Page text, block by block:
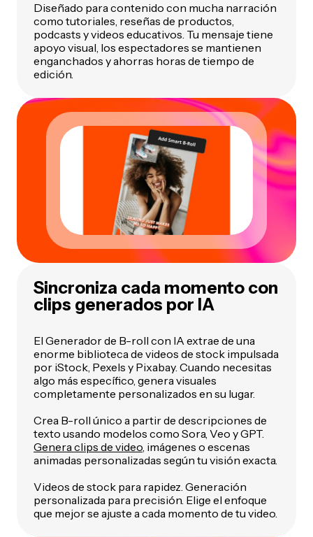
Diseñado para contenido con mucha narración
como tutoriales, reseñas de productos,
podcasts y videos educativos. Tu mensaje tiene
apoyo visual, los espectadores se mantienen
enganchados y ahorras horas de tiempo de
edición.
Sincroniza cada momento con
clips generados por IA
El Generador de B-roll con IA extrae de una
enorme biblioteca de videos de stock impulsada
por iStock, Pexels y Pixabay. Cuando necesitas
algo más específico, genera visuales
completamente personalizados en su lugar.
Crea B-roll único a partir de descripciones de
texto usando modelos como Sora, Veo y GPT.
Genera clips de video , imágenes o escenas
animadas personalizadas según tu visión exacta.
Videos de stock para rapidez. Generación
personalizada para precisión. Elige el enfoque
que mejor se ajuste a cada momento de tu video.